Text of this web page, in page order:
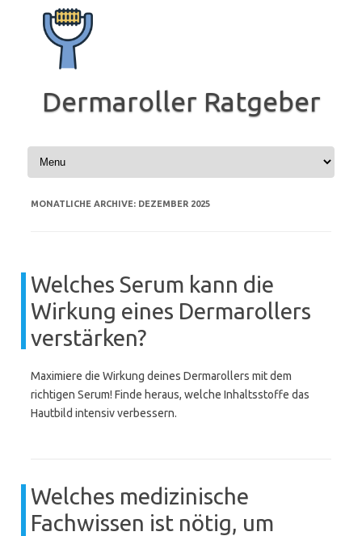
Inhalt
springen
Dermaroller Ratgeber
MONATLICHE ARCHIVE: DEZEMBER 2025
Welches Serum kann die
Wirkung eines Dermarollers
verstärken?
Maximiere die Wirkung deines Dermarollers mit dem
richtigen Serum! Finde heraus, welche Inhaltsstoffe das
Hautbild intensiv verbessern.
Welches medizinische
Fachwissen ist nötig, um